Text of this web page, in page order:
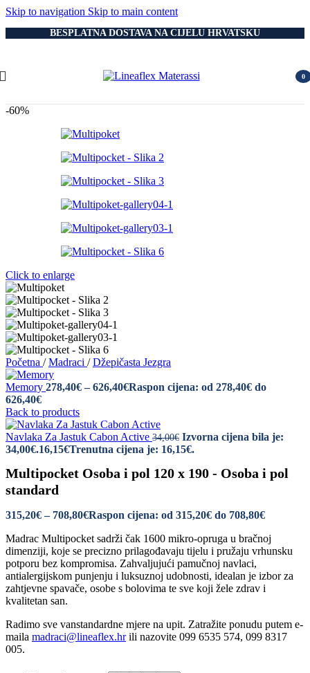
Skip to navigation Skip to main content
BESPLATNA DOSTAVA NA CIJELU HRVATSKU
0
-60%
Click to enlarge
Početna / Madraci / Džepičasta Jezgra
Memory 278,40€ – 626,40€Raspon cijena: od 278,40€ do
626,40€
Back to products
Navlaka Za Jastuk Cabon Active 34,00€ Izvorna cijena bila je:
34,00€.16,15€Trenutna cijena je: 16,15€.
Multipocket Osoba i pol 120 x 190 - Osoba i pol
standard
315,20€ – 708,80€Raspon cijena: od 315,20€ do 708,80€
Madrac Multipocket sadrži čak 1600 mikro-opruga u bračnoj
dimenziji, koje se precizno prilagođavaju tijelu i pružaju vrhunsku
potporu bez kompromisa. Zahvaljujući pamučnoj navlaci,
antialergijskom punjenju i luksuznoj udobnosti, idealan je izbor za
zahtjevne spavače, osobe s bolovima te sve koji žele zdrav i
kvalitetan san.
Radimo sve vanstandardne mjere na upit. Zatražite ponudu putem e-
maila madraci@lineaflex.hrili nazovite 099 6535 574, 099 8317
005.